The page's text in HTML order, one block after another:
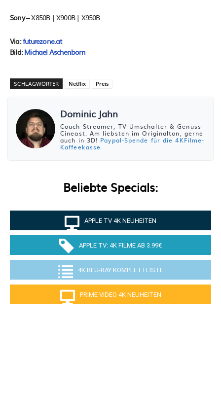
Sony –X850B | X900B | X950B
Via:futurezone.at
Bild:Michael Aschenborn
SCHLAGWÖRTER Netflix Preis
Dominic Jahn
Couch-Streamer, TV-Umschalter & Genuss-
Cineast. Am liebsten im Originalton, gerne
auch in 3D! Paypal-Spende für die 4KFilme-
Kaffeekasse
Beliebte Specials:
APPLE TV 4K NEUHEITEN
APPLE TV: 4K FILME AB 3.99€
4K BLU-RAY KOMPLETTLISTE
PRIME VIDEO 4K NEUHEITEN